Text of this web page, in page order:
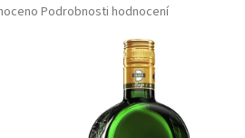
Podrobnosti hodnocení